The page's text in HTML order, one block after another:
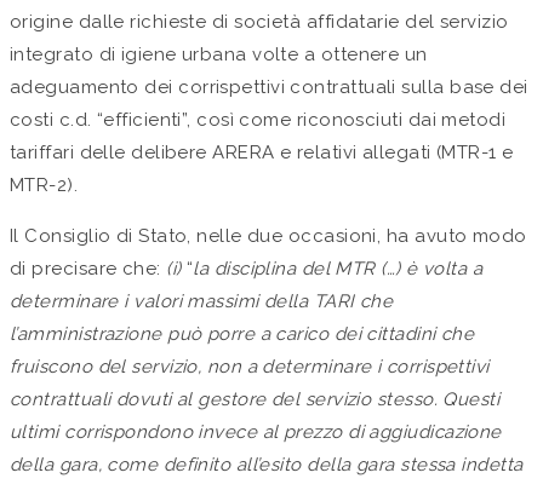
origine dalle richieste di società affidatarie del servizio
integrato di igiene urbana volte a ottenere un
adeguamento dei corrispettivi contrattuali sulla base dei
costi c.d. “efficienti”, così come riconosciuti dai metodi
tariffari delle delibere ARERA e relativi allegati (MTR-1 e
MTR-2).
Il Consiglio di Stato, nelle due occasioni, ha avuto modo
di precisare che: (i)“la disciplina del MTR (…) è volta a
determinare i valori massimi della TARI che
l’amministrazione può porre a carico dei cittadini che
fruiscono del servizio, non a determinare i corrispettivi
contrattuali dovuti al gestore del servizio stesso. Questi
ultimi corrispondono invece al prezzo di aggiudicazione
della gara, come definito all’esito della gara stessa indetta